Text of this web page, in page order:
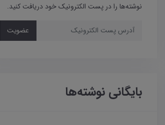
نوشته‌ها را در پست الکترونیک خود دریافت کنید.
عضویت
بایگانی نوشته‌ها